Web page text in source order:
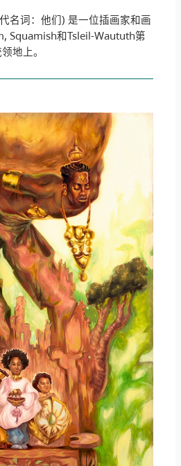
名词：他们) 是一位插画家和画
Squamish和Tsleil-Waututh第
地上。